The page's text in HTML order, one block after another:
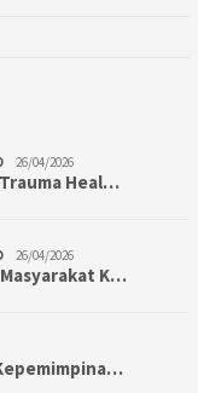
26/04/2026
Trauma Heal…
26/04/2026
Masyarakat K…